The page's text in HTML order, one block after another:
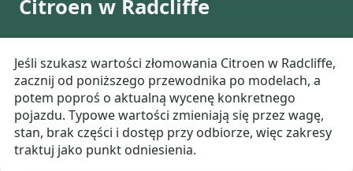
Citroen w Radcliffe
Jeśli szukasz wartości złomowania Citroen w Radcliffe,
zacznij od poniższego przewodnika po modelach, a
potem poproś o aktualną wycenę konkretnego
pojazdu. Typowe wartości zmieniają się przez wagę,
stan, brak części i dostęp przy odbiorze, więc zakresy
traktuj jako punkt odniesienia.